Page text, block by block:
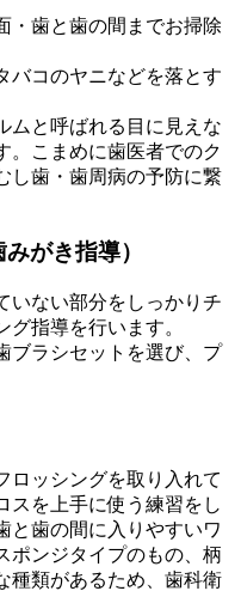
・歯と歯の間までお掃除
バコのヤニなどを落とす
ムと呼ばれる目に見えな
。こまめに歯医者でのク
し歯・歯周病の予防に繋
がき指導）
いない部分をしっかりチ
グ指導を行います。
ブラシセットを選び、プ
ロッシングを取り入れて
スを上手に使う練習をし
と歯の間に入りやすいワ
ポンジタイプのもの、柄
種類があるため、歯科衛